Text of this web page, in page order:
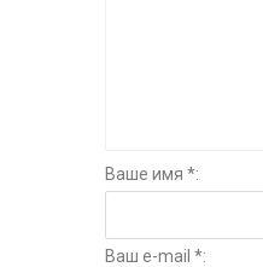
Ваше имя *:
Ваш e-mail *: